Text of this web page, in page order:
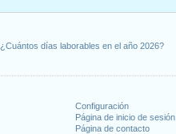
¿Cuántos días laborables en el año 2026?
Configuración
Página de inicio de sesión
Página de contacto